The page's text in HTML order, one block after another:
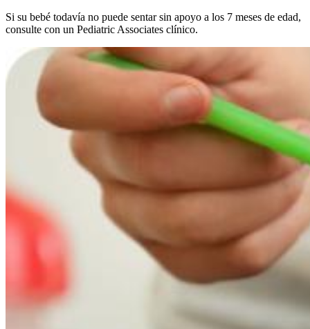
Si su bebé todavía no puede sentar sin apoyo a los 7 meses de edad,
consulte con un Pediatric Associates clínico.